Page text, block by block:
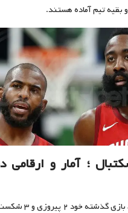
تیم آماده هستند.
؛ آمار و ارقامی
در ۵ بازی گذشته